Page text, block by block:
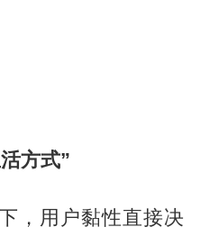
方式”
，用户黏性直接决